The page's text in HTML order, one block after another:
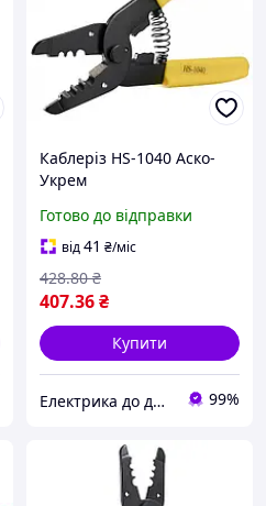
Каблеріз HS-1040 Аско-
Укрем
Готово до відправки
від41 ₴/міс
407.36₴
428.80 ₴
Купити
Електрика до дрібниць 99%